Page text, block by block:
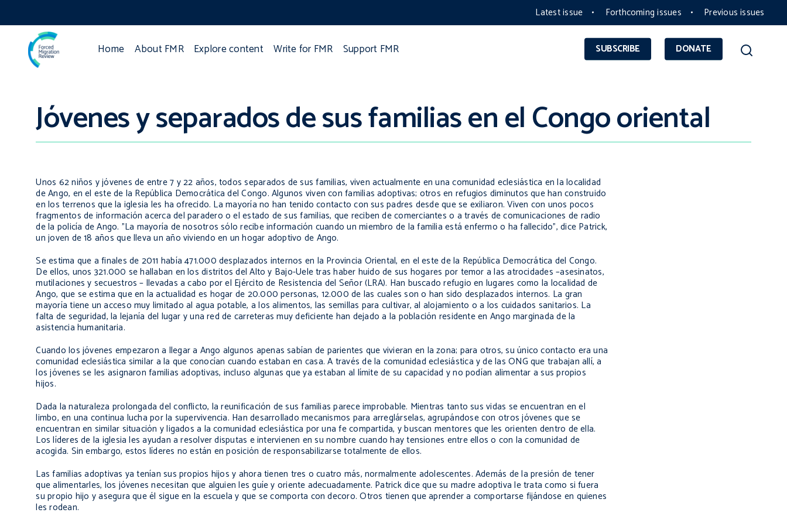
Latest issue Forthcoming issues Previous issues
SUBSCRIBE DONATE
Home About FMR Explore content Write for FMR Support FMR
Jóvenes y separados de sus familias en el Congo oriental
Unos 62 niños y jóvenes de entre 7 y 22 años, todos separados de sus familias, viven actualmente en una comunidad eclesiástica en la localidad
de Ango, en el este de la República Democrática del Congo. Algunos viven con familias adoptivas; otros en refugios diminutos que han construido
en los terrenos que la iglesia les ha ofrecido. La mayoría no han tenido contacto con sus padres desde que se exiliaron. Viven con unos pocos
fragmentos de información acerca del paradero o el estado de sus familias, que reciben de comerciantes o a través de comunicaciones de radio
de la policía de Ango. "La mayoría de nosotros sólo recibe información cuando un miembro de la familia está enfermo o ha fallecido", dice Patrick,
un joven de 18 años que lleva un año viviendo en un hogar adoptivo de Ango.
Se estima que a finales de 2011 había 471.000 desplazados internos en la Provincia Oriental, en el este de la República Democrática del Congo.
De ellos, unos 321.000 se hallaban en los distritos del Alto y Bajo-Uele tras haber huido de sus hogares por temor a las atrocidades –asesinatos,
mutilaciones y secuestros – llevadas a cabo por el Ejército de Resistencia del Señor (LRA). Han buscado refugio en lugares como la localidad de
Ango, que se estima que en la actualidad es hogar de 20.000 personas, 12.000 de las cuales son o han sido desplazados internos. La gran
mayoría tiene un acceso muy limitado al agua potable, a los alimentos, las semillas para cultivar, al alojamiento o a los cuidados sanitarios. La
falta de seguridad, la lejanía del lugar y una red de carreteras muy deficiente han dejado a la población residente en Ango marginada de la
asistencia humanitaria.
Cuando los jóvenes empezaron a llegar a Ango algunos apenas sabían de parientes que vivieran en la zona; para otros, su único contacto era una
comunidad eclesiástica similar a la que conocían cuando estaban en casa. A través de la comunidad eclesiástica y de las ONG que trabajan allí, a
los jóvenes se les asignaron familias adoptivas, incluso algunas que ya estaban al límite de su capacidad y no podían alimentar a sus propios
hijos.
Dada la naturaleza prolongada del conflicto, la reunificación de sus familias parece improbable. Mientras tanto sus vidas se encuentran en el
limbo, en una continua lucha por la supervivencia. Han desarrollado mecanismos para arreglárselas, agrupándose con otros jóvenes que se
encuentran en similar situación y ligados a la comunidad eclesiástica por una fe compartida, y buscan mentores que les orienten dentro de ella.
Los líderes de la iglesia les ayudan a resolver disputas e intervienen en su nombre cuando hay tensiones entre ellos o con la comunidad de
acogida. Sin embargo, estos líderes no están en posición de responsabilizarse totalmente de ellos.
Las familias adoptivas ya tenían sus propios hijos y ahora tienen tres o cuatro más, normalmente adolescentes. Además de la presión de tener
que alimentarles, los jóvenes necesitan que alguien les guíe y oriente adecuadamente. Patrick dice que su madre adoptiva le trata como si fuera
su propio hijo y asegura que él sigue en la escuela y que se comporta con decoro. Otros tienen que aprender a comportarse fijándose en quienes
les rodean.